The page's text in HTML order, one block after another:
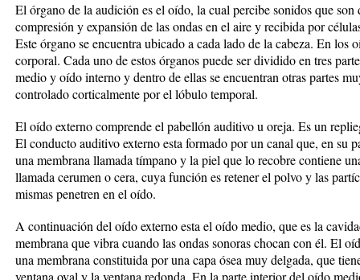
El órgano de la audición es el oído, la cual percibe sonidos que
compresión y expansión de las ondas en el aire y recibida por
Este órgano se encuentra ubicado a cada lado de la cabeza. En
corporal. Cada uno de estos órganos puede ser dividido en tres
medio y oído interno y dentro de ellas se encuentran otras partes
controlado corticalmente por el lóbulo temporal.
El oído externo comprende el pabellón auditivo u oreja. Es un
El conducto auditivo externo esta formado por un canal que, en su
una membrana llamada tímpano y la piel que lo recobre contiene
llamada cerumen o cera, cuya función es retener el polvo y las
mismas penetren en el oído.
A continuación del oído externo esta el oído medio, que es la
membrana que vibra cuando las ondas sonoras chocan con él. El
una membrana constituida por una capa ósea muy delgada, que
ventana oval y la ventana redonda. En la parte interior del oído